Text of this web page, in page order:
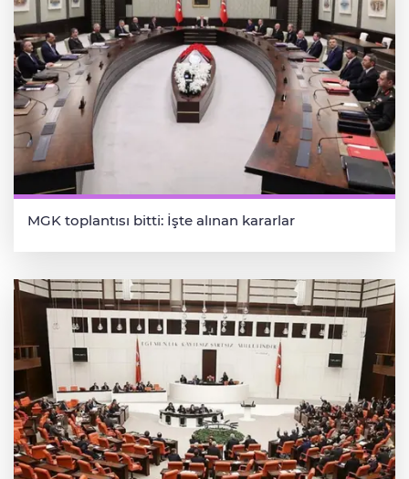
MGK toplantısı bitti: İşte alınan kararlar